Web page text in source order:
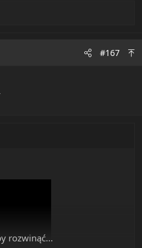
#167
rozwinąć...